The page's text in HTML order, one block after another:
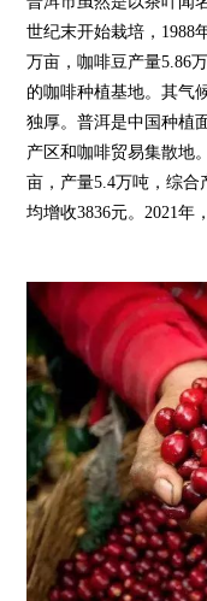
世纪末开始栽培，1988
万亩，咖啡豆产量5.86
的咖啡种植基地。其气
独厚。普洱是中国种植
产区和咖啡贸易集散地
亩，产量5.4万吨，综合
均增收3836元。2021年